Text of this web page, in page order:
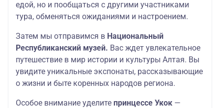
едой, но и пообщаться с другими участниками
тура, обменяться ожиданиями и настроением.
Затем мы отправимся в Национальный
Республиканский музей. Вас ждет увлекательное
путешествие в мир истории и культуры Алтая. Вы
увидите уникальные экспонаты, рассказывающие
о жизни и быте коренных народов региона.
Особое внимание уделите принцессе Укок —